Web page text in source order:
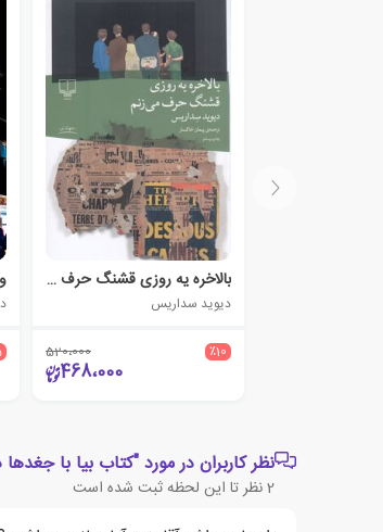
بالاخره یه روزی قشنگ حرف می زنم
دیوید سداریس
٪10 520،000
468،000
نظر کاربران در مورد "کتاب بیا با
2نظر تا این لحظه ثبت شده است